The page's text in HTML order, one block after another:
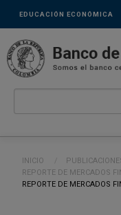
Pasar al contenido
Links
secundarios
EDUCACIÓN ECONÓMICA
Ruta de
INICIO
REPORTE DE MERCADOS
CURRENT:
REPORTE DE MERCADOS